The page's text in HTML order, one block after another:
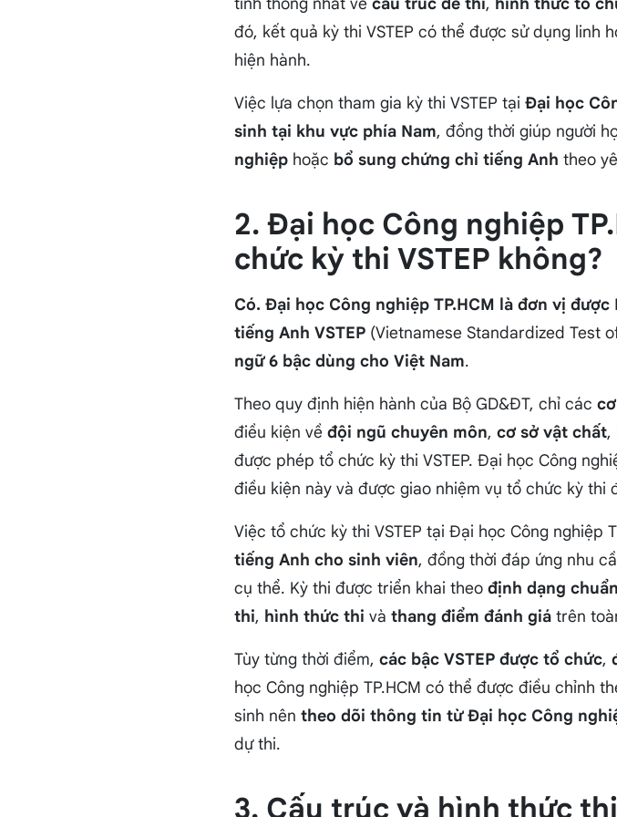
đó, kết quả kỳ thi VSTEP có thể được sử dụng linh
hiện hành.
Việc lựa chọn tham gia kỳ thi VSTEP tại Đại học
sinh tại khu vực phía Nam, đồng thời giúp người
nghiệphoặc bổ sung chứng chỉ tiếng Anh theo
2. Đại học Công nghiệp
chức kỳ thi VSTEP không?
Có. Đại học Công nghiệp TP.HCM là đơn vị
tiếng Anh VSTEP(Vietnamese Standardized Test
ngữ 6 bậc dùng cho Việt Nam.
Theo quy định hiện hành của Bộ GD&ĐT, chỉ các
điều kiện về đội ngũ chuyên môn, cơ sở vật chất,
được phép tổ chức kỳ thi VSTEP. Đại học Công
điều kiện này và được giao nhiệm vụ tổ chức kỳ
Việc tổ chức kỳ thi VSTEP tại Đại học Công nghiệp
tiếng Anh cho sinh viên, đồng thời đáp ứng nhu
cụ thể. Kỳ thi được triển khai theo định dạng
thi, hình thức thi và thang điểm đánh giátrên
Tùy từng thời điểm, các bậc VSTEP được tổ chức,
học Công nghiệp TP.HCM có thể được điều chỉnh
sinh nên theo dõi thông tin từ Đại học Công
dự thi.
3. Cấu trúc và hình thức thi